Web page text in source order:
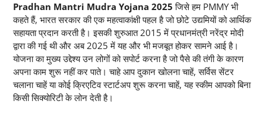
Pradhan Mantri Mudra Yojana 2025 जिसे हम PMMY भी
कहते हैं, भारत सरकार की एक महत्वाकांक्षी पहल है जो छोटे उद्यमियों को आर्थिक
सहायता प्रदान करती है। इसकी शुरुआत 2015 में प्रधानमंत्री नरेंद्र मोदी
द्वारा की गई थी और अब 2025 में यह और भी मजबूत होकर सामने आई है।
योजना का मुख्य उद्देश्य उन लोगों को सपोर्ट करना है जो पैसे की तंगी के कारण
अपना काम शुरू नहीं कर पाते। चाहे आप दुकान खोलना चाहें, सर्विस सेंटर
चलाना चाहें या कोई क्रिएटिव स्टार्टअप शुरू करना चाहें, यह स्कीम आपको बिना
किसी सिक्योरिटी के लोन देती है।